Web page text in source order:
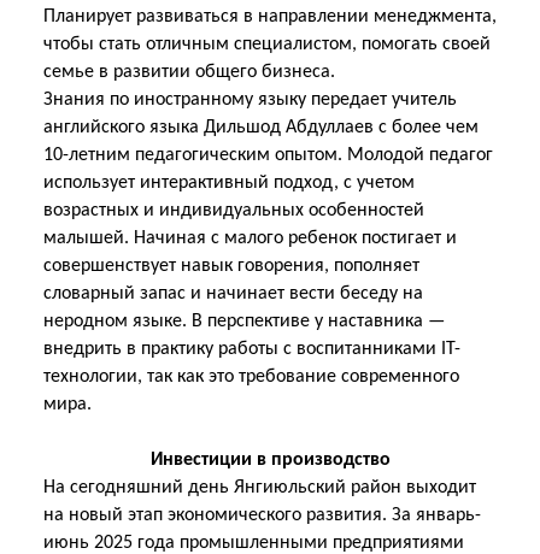
Планирует развиваться в направлении менеджмента,
чтобы стать отличным специалистом, помогать своей
семье в развитии общего бизнеса.
Знания по иностранному языку передает учитель
английского языка Дильшод Абдуллаев с более чем
10-летним педагогическим опытом. Молодой педагог
использует интерактивный подход, с учетом
возрастных и индивидуальных особенностей
малышей. Начиная с малого ребенок постигает и
совершенствует навык говорения, пополняет
словарный запас и начинает вести беседу на
неродном языке. В перспективе у наставника —
внедрить в практику работы с воспитанниками IT-
технологии, так как это требование современного
мира.
Инвестиции в производство
На сегодняшний день Янгиюльский район выходит
на новый этап экономического развития. За январь-
июнь 2025 года промышленными предприятиями